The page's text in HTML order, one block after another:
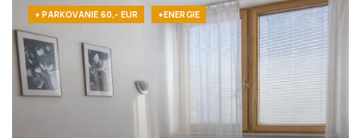
+ PARKOVANIE 60,- EUR +ENERGIE